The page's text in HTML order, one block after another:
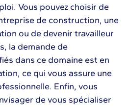
Vous pouvez choisir de
de construction, une
ou de devenir travailleur
la demande de
dans ce domaine est en
ce qui vous assure une
Enfin, vous
de vous spécialiser